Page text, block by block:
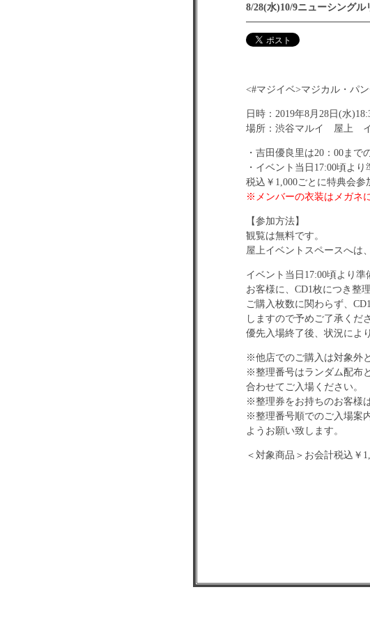
8/28(水)10/9ニューシング
<#マジイベ>マジカル・パ
日時：2019年8月28日(水
場所：渋谷マルイ 屋上 イ
・吉田優良里は20：00まで
・イベント当日17:00頃よ
税込￥1,000ごとに特典会参
※メンバーの衣装はメガネ
【参加方法】
観覧は無料です。
屋上イベントスペースへは
イベント当日17:00頃より
お客様に、CD1枚につき整
ご購入枚数に関わらず、
しますので予めご了承くだ
優先入場終了後、状況によ
※他店でのご購入は対象外
※整理番号はランダム配布
合わせてご入場ください。
※整理券をお持ちのお客様
※整理番号順でのご入場案
ようお願い致します。
＜対象商品＞お会計税込￥
新曲A＋新曲B＋「Melty
■通常盤B（CD）：MUCD-
【特典会】